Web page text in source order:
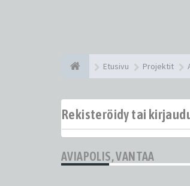
Etusivu Projektit
Rekisteröidy tai
AVIAPOLIS, VANTAA